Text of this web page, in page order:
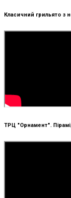
Класичний грильято з
ТРЦ "Орнамент".